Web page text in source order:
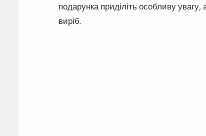
подарунка приділіть особливу
виріб.